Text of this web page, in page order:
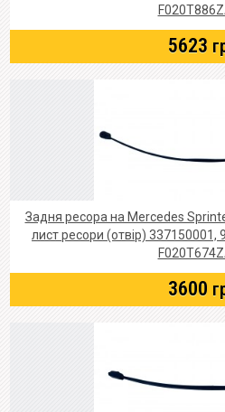
5623
Задня ресора на Mercedes
лист ресори (отвір)
3600